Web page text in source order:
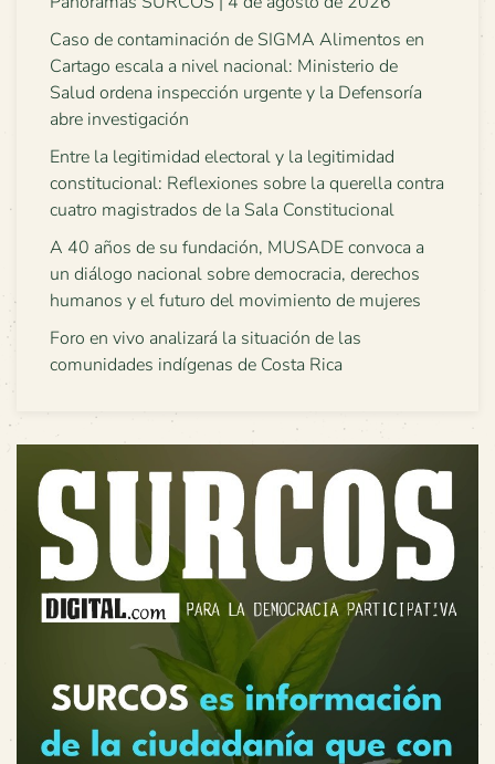
Caso de contaminación de SIGMA Alimentos en
Cartago escala a nivel nacional: Ministerio de
Salud ordena inspección urgente y la Defensoría
abre investigación
Entre la legitimidad electoral y la legitimidad
constitucional: Reflexiones sobre la querella contra
cuatro magistrados de la Sala Constitucional
A 40 años de su fundación, MUSADE convoca a
un diálogo nacional sobre democracia, derechos
humanos y el futuro del movimiento de mujeres
Foro en vivo analizará la situación de las
comunidades indígenas de Costa Rica